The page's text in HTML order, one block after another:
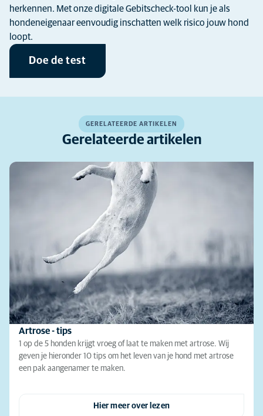
herkennen. Met onze digitale Gebitscheck-tool kun je als
hondeneigenaar eenvoudig inschatten welk risico jouw hond
loopt.
Doe de test
GERELATEERDE ARTIKELEN
Gerelateerde artikelen
Artrose - tips
1 op de 5 honden krijgt vroeg of laat te maken met artrose. Wij
geven je hieronder 10 tips om het leven van je hond met artrose
een pak aangenamer te maken.
Hier meer over lezen